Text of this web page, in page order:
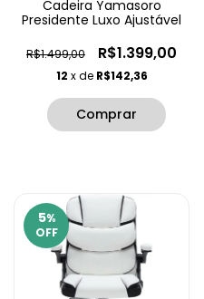
Cadeira Yamasoro
Presidente Luxo Ajustável
R$1.499,00 R$1.399,00
12 x de R$142,36
5%
OFF